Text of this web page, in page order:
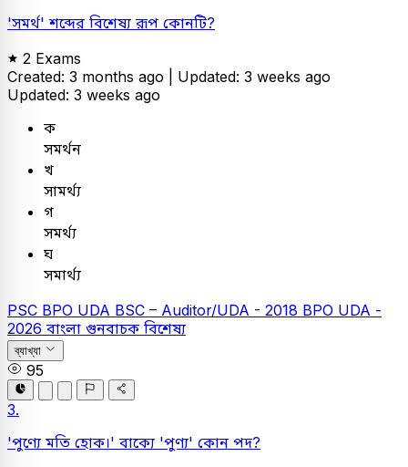
'সমর্থ' শব্দের বিশেষ্য রূপ কোনটি?
2 Exams
Created: 3 months ago | Updated: 3 weeks ago
Updated: 3 weeks ago
ক
সমর্থন
খ
সামর্থ্য
গ
সমর্থ্য
ঘ
সমার্থ্য
PSC BPO UDA BSC – Auditor/UDA - 2018 BPO UDA -
2026 বাংলা গুনবাচক বিশেষ্য
ব্যাখ্যা
95
3.
'পুণ্যে মতি হোক।' বাক্যে 'পুণ্য' কোন পদ?